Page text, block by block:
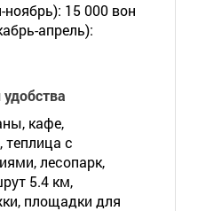
15 000 вон
апрель):
кафе,
с
лесопарк,
5.4 км,
площадки для